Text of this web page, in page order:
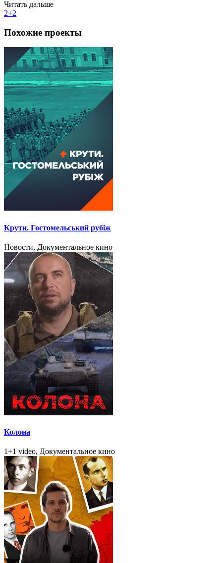
Читать дальше
2+2
Похожие проекты
Крути. Гостомельський рубіж
Новости, Документальное кино
Колона
1+1 video, Документальное кино